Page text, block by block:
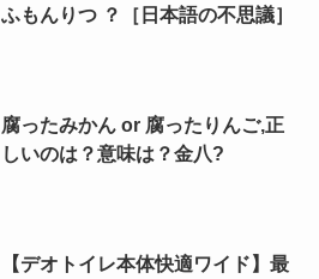
ふもんりつ ？［日本語の不思議］
腐ったみかん or 腐ったりんご,正
しいのは？意味は？金八?
【デオトイレ本体快適ワイド】最